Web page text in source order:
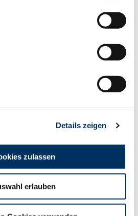
Details zeigen
zulassen
erlauben
271.
für alle Fragen rund um die
170 4854656
wurde
von: